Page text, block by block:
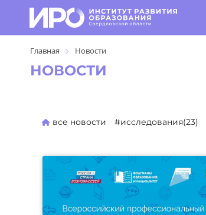
Главная Новости
НОВОСТИ
все новости #исследования(23)